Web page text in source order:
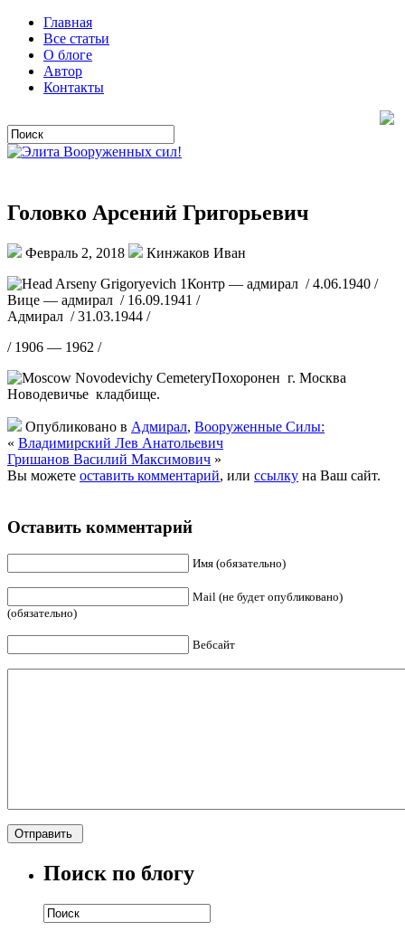
Главная
Все статьи
О блоге
Автор
Контакты
Головко Арсений Григорьевич
Февраль 2, 2018
Кинжаков Иван
Контр — адмирал / 4.06.1940 /
Вице — адмирал / 16.09.1941 /
Адмирал / 31.03.1944 /
/ 1906 — 1962 /
Похоронен г. Москва
Новодевичье кладбище.
Опубликовано в Адмирал, Вооруженные Силы:
« Владимирский Лев Анатольевич
Гришанов Василий Максимович »
Вы можете оставить комментарий, или ссылку на Ваш сайт.
Оставить комментарий
Имя (обязательно)
Mail (не будет опубликовано)
(обязательно)
Вебсайт
Поиск по блогу